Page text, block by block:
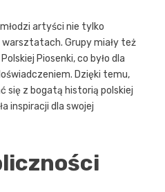
artyści nie tylko
Grupy miały też
Piosenki, co było dla
Dzięki temu,
się z bogatą historią polskiej
inspiracji dla swojej